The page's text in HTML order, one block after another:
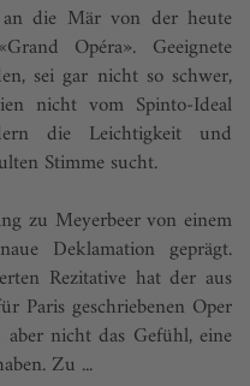
die Mär von der heute
Opéra». Geeignete
sei gar nicht so schwer,
nicht vom Spinto-Ideal
die Leichtigkeit und
Stimme sucht.
zu Meyerbeer von einem
Deklamation geprägt.
Rezitative hat der aus
Paris geschriebenen Oper
nicht das Gefühl, eine
Zu ...